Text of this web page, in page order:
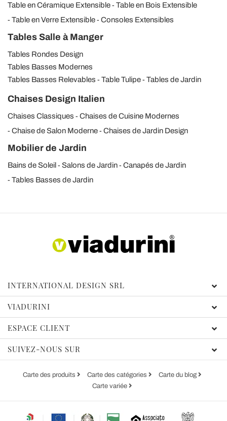
Table en Céramique Extensible
Table en Bois Extensible
Table en Verre Extensible
Consoles Extensibles
Tables Salle à Manger
Tables Rondes Design
Tables Basses Modernes
Tables Basses Relevables
Table Tulipe Tables de Jardin
Chaises Design Italien
Chaises Classiques
Chaises de Cuisine Modernes
Chaise de Salon Moderne
Chaises de Jardin Design
Mobilier de Jardin
Bains de Soleil Salons de Jardin
Canapés de Jardin
Tables Basses de Jardin
INTERNATIONAL DESIGN SRL
VIADURINI
ESPACE CLIENT
SUIVEZ-NOUS SUR
Carte des produits Carte des catégories
Carte du blog
Carte variée